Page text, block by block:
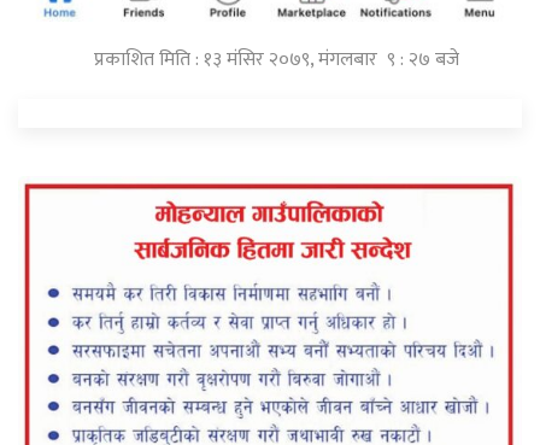
प्रकाशित मिति : १३ मंसिर २०७९, मंगलबार ९ : २७ बजे